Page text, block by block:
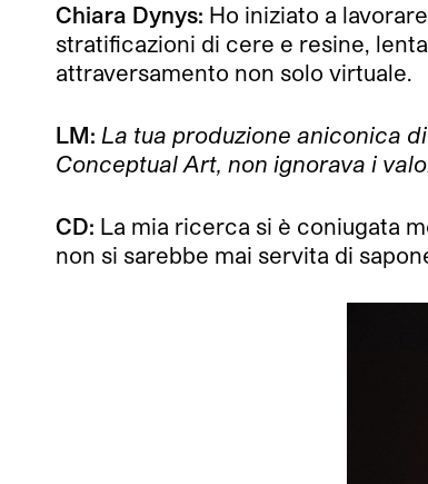
Chiara Dynys: Ho iniziato a
stratificazioni di cere e resine,
attraversamento non solo virtuale.
LM: La tua produzione aniconica
Conceptual Art, non ignorava i
CD: La mia ricerca si è coniugata
non si sarebbe mai servita di